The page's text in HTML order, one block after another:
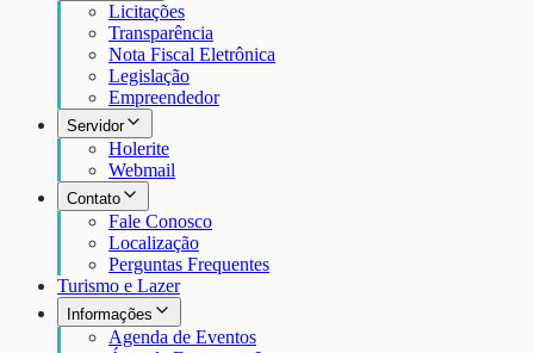
Licitações
Transparência
Nota Fiscal Eletrônica
Legislação
Empreendedor
Servidor
Holerite
Webmail
Contato
Fale Conosco
Localização
Perguntas Frequentes
Turismo e Lazer
Informações
Agenda de Eventos